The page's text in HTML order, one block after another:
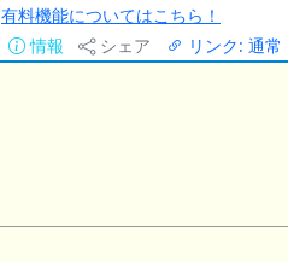
有料機能についてはこちら！
情報
シェア リンク: 通常